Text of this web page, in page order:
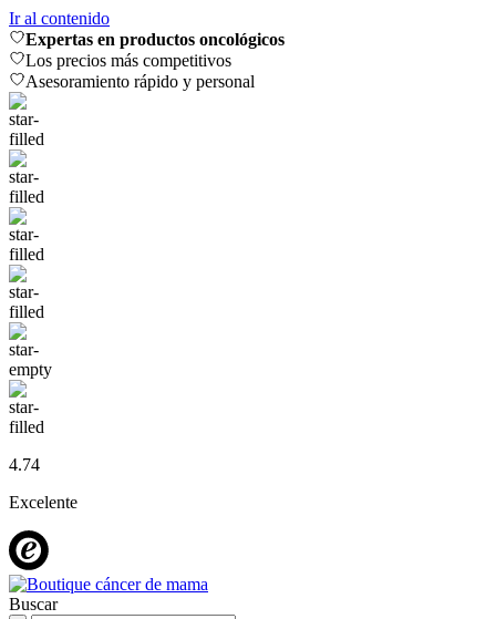
Ir al contenido
Expertas en productos oncológicos
Los precios más competitivos
Asesoramiento rápido y personal
4.74
Excelente
Buscar